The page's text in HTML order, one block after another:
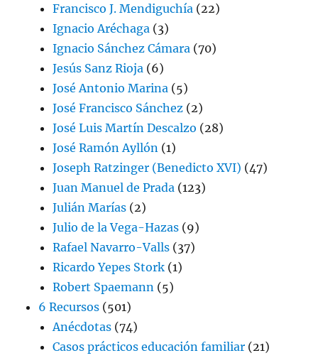
Francisco J. Mendiguchía (22)
Ignacio Aréchaga (3)
Ignacio Sánchez Cámara (70)
Jesús Sanz Rioja (6)
José Antonio Marina (5)
José Francisco Sánchez (2)
José Luis Martín Descalzo (28)
José Ramón Ayllón (1)
Joseph Ratzinger (Benedicto XVI) (47)
Juan Manuel de Prada (123)
Julián Marías (2)
Julio de la Vega-Hazas (9)
Rafael Navarro-Valls (37)
Ricardo Yepes Stork (1)
Robert Spaemann (5)
6 Recursos (501)
Anécdotas (74)
Casos prácticos educación familiar (21)